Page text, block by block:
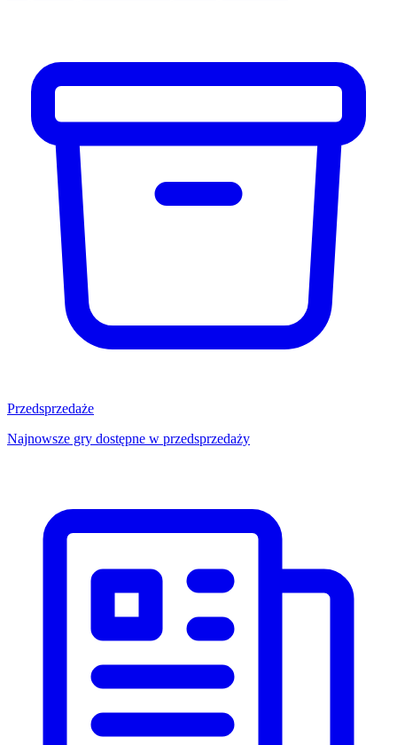
Przedsprzedaże
Najnowsze gry dostępne w przedsprzedaży